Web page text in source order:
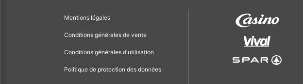
Mentions légales
Conditions générales de vente
Conditions générales d'utilisation
Politique de protection des données